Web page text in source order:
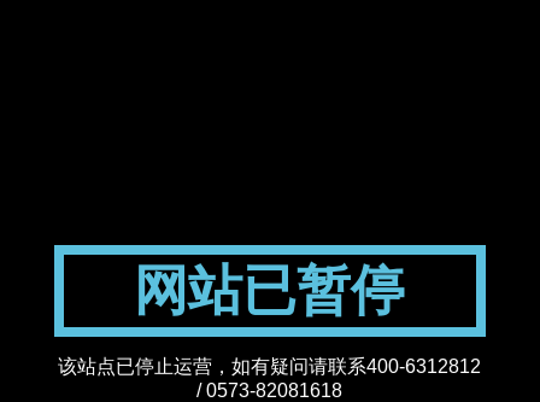
网站已暂停
该站点已停止运营，如有疑问请联系400-6312812
/ 0573-82081618